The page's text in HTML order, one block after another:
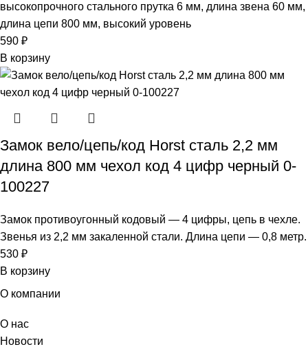
высокопрочного стального прутка 6 мм, длина звена 60 мм,
длина цепи 800 мм, высокий уровень
590 ₽
В корзину
Замок вело/цепь/код Horst сталь 2,2 мм
длина 800 мм чехол код 4 цифр черный 0-
100227
Замок противоугонный кодовый — 4 цифры, цепь в чехле.
Звенья из 2,2 мм закаленной стали. Длина цепи — 0,8 метр.
530 ₽
В корзину
О компании
О нас
Новости